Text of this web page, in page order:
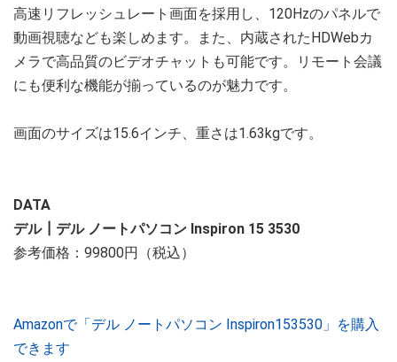
高速リフレッシュレート画面を採用し、120Hzのパネルで
動画視聴なども楽しめます。また、内蔵されたHDWebカ
メラで高品質のビデオチャットも可能です。リモート会議
にも便利な機能が揃っているのが魅力です。
画面のサイズは15.6インチ、重さは1.63kgです。
DATA
デル┃デル ノートパソコン Inspiron 15 3530
参考価格：99800円（税込）
Amazonで「デル ノートパソコン Inspiron153530」を購入
できます